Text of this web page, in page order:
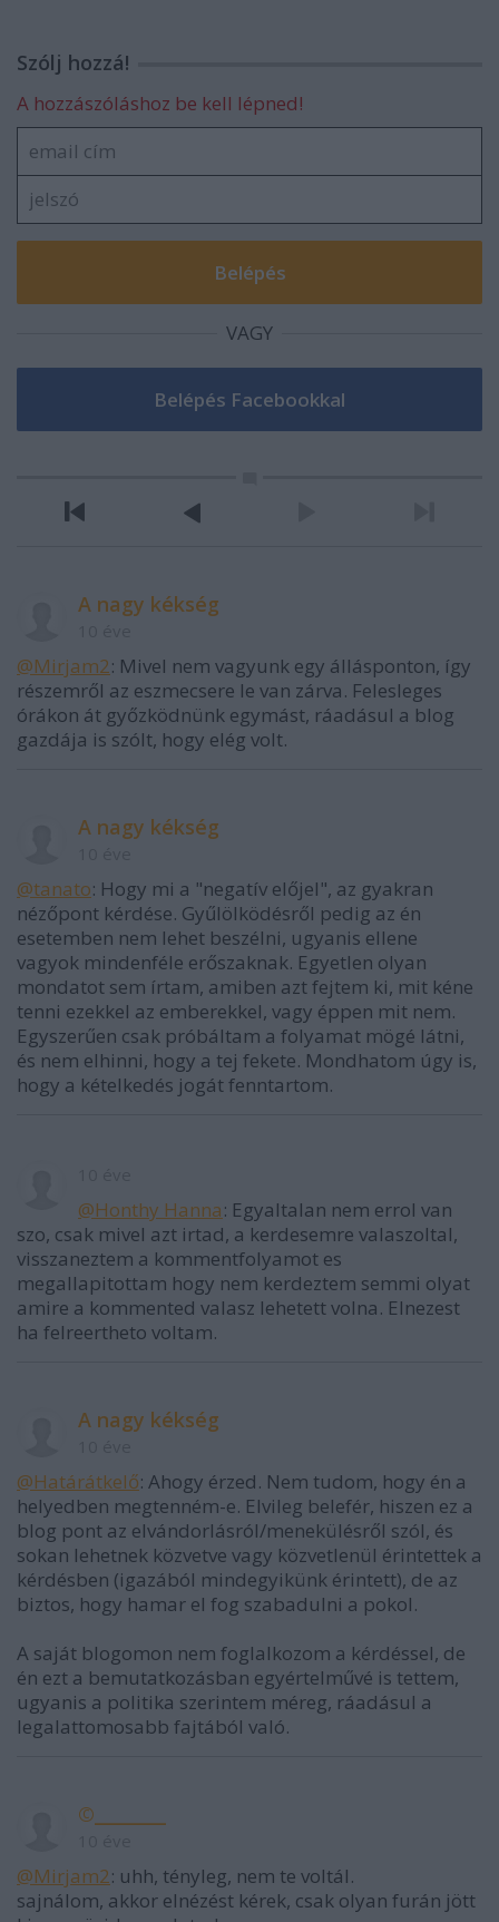
Szólj hozzá!
A hozzászóláshoz be kell lépned!
VAGY
A nagy kékség
@Mirjam2: Mivel nem vagyunk egy állásponton, így
részemről az eszmecsere le van zárva. Felesleges
órákon át győzködnünk egymást, ráadásul a blog
gazdája is szólt, hogy elég volt.
A nagy kékség
@tanato: Hogy mi a "negatív előjel", az gyakran
nézőpont kérdése. Gyűlölködésről pedig az én
esetemben nem lehet beszélni, ugyanis ellene
vagyok mindenféle erőszaknak. Egyetlen olyan
mondatot sem írtam, amiben azt fejtem ki, mit kéne
tenni ezekkel az emberekkel, vagy éppen mit nem.
Egyszerűen csak próbáltam a folyamat mögé látni,
és nem elhinni, hogy a tej fekete. Mondhatom úgy is,
hogy a kételkedés jogát fenntartom.
@Honthy Hanna: Egyaltalan nem errol van
szo, csak mivel azt irtad, a kerdesemre valaszoltal,
visszaneztem a kommentfolyamot es
megallapitottam hogy nem kerdeztem semmi olyat
amire a kommented valasz lehetett volna. Elnezest
ha felreertheto voltam.
A nagy kékség
@Határátkelő: Ahogy érzed. Nem tudom, hogy én a
helyedben megtenném-e. Elvileg belefér, hiszen ez a
blog pont az elvándorlásról/menekülésről szól, és
sokan lehetnek közvetve vagy közvetlenül érintettek a
kérdésben (igazából mindegyikünk érintett), de az
biztos, hogy hamar el fog szabadulni a pokol.
A saját blogomon nem foglalkozom a kérdéssel, de
én ezt a bemutatkozásban egyértelművé is tettem,
ugyanis a politika szerintem méreg, ráadásul a
legalattomosabb fajtából való.
©________
@Mirjam2: uhh, tényleg, nem te voltál.
sajnálom, akkor elnézést kérek, csak olyan furán jött